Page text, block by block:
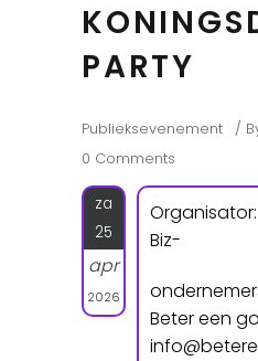
PARTY
Publieksevenement
0 Comments
za
25
apr
2026
Organisator:
Biz-
Beter een